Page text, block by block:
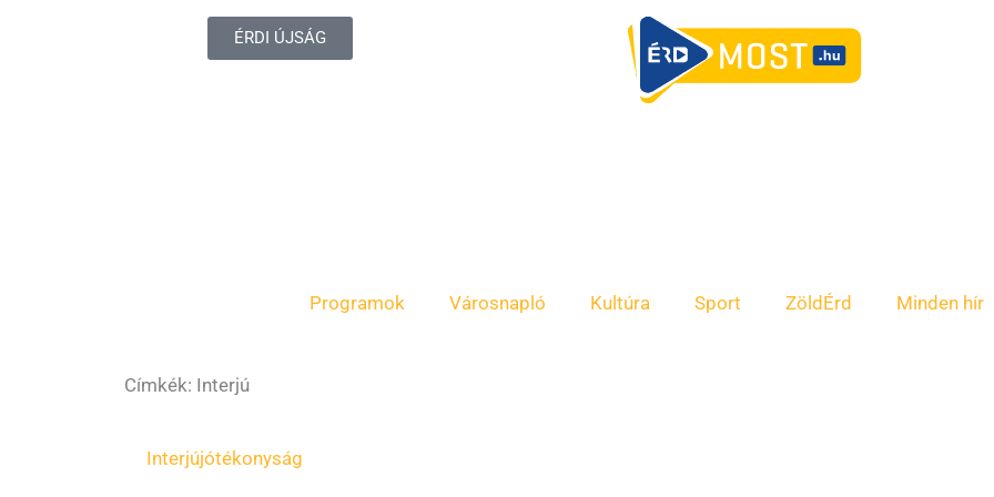
ÉRDI ÚJSÁG
Programok Városnapló Kultúra Sport ZöldÉrd Minden hír
Címkék: Interjú
Interjújótékonyság